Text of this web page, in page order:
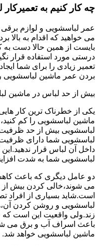
چه کار کنیم به
عمر لباسشویی و لوازم برقی
می خواهید که اقدام به بالا
بایست از همین حالا دست به
درستی مورد استفاده قرار
بردن عمر ماشین لباسشویی
بیش از حد لباس در ماشین
یکی از خطرناک ترین کار
ماشین لباسشویی را کم
لباسشویی بیش از حد
داخل آن لباس قرار
لباسشویی شما به شدت
دو عامل دیگری که باعث
می شوند،خالی کردن بیش از
است.شاید بسیاری از افراد
لباسشویی و روشن کردن
زند.ولی واقعیت این است
باعث اسراف آب و برق می
ماشین لباسشویی خواهد شد.